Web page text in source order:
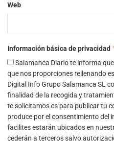
Web
Información básica de privacidad
Salamanca Diario te informa
que nos proporciones rellenando
Digital Info Grupo Salamanca SL
finalidad de la recogida y
te solicitamos es para publicar tu
produce por el consentimiento del
facilites estarán ubicados en
cederán a terceros salvo